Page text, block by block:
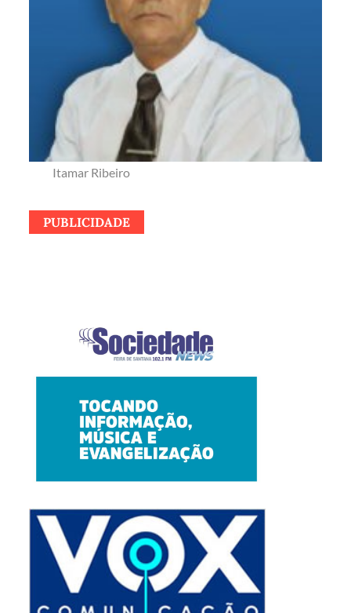
Itamar Ribeiro
PUBLICIDADE